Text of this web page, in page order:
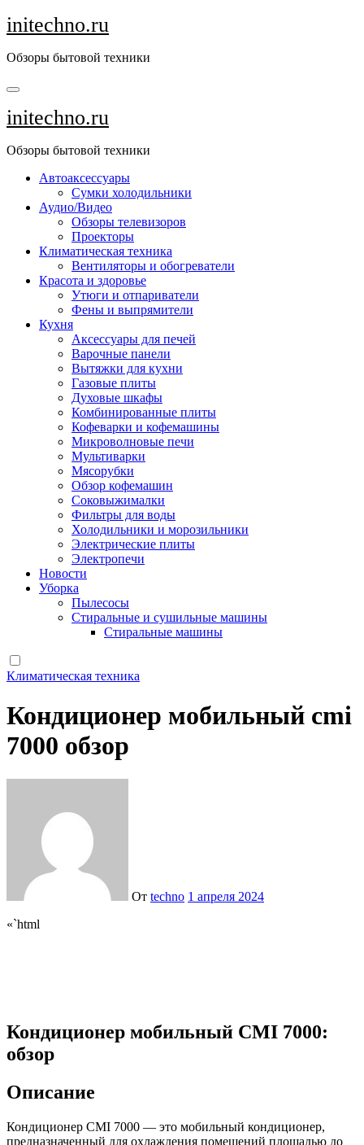
Перейти
к
initechno.ru
Обзоры бытовой техники
initechno.ru
Обзоры бытовой техники
Автоаксессуары
Сумки холодильники
Аудио/Видео
Обзоры телевизоров
Проекторы
Климатическая техника
Вентиляторы и обогреватели
Красота и здоровье
Утюги и отпариватели
Фены и выпрямители
Кухня
Аксессуары для печей
Варочные панели
Вытяжки для кухни
Газовые плиты
Духовые шкафы
Комбинированные плиты
Кофеварки и кофемашины
Микроволновые печи
Мультиварки
Мясорубки
Обзор кофемашин
Соковыжималки
Фильтры для воды
Холодильники и морозильники
Электрические плиты
Электропечи
Новости
Уборка
Пылесосы
Стиральные и сушильные машины
Стиральные машины
Климатическая техника
Кондиционер мобильный cmi
7000 обзор
От techno 1 апреля 2024
«`html
Кондиционер мобильный CMI 7000:
обзор
Описание
Кондиционер CMI 7000 — это мобильный кондиционер,
предназначенный для охлаждения помещений площадью до